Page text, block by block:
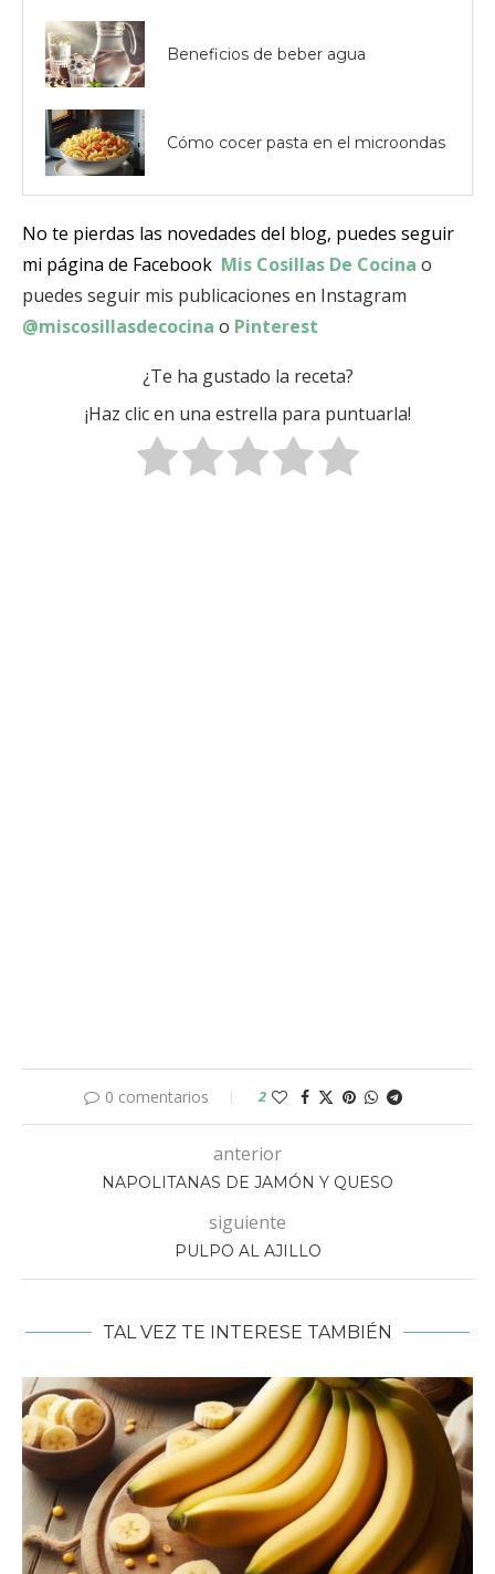
Beneficios de beber agua
Cómo cocer pasta en el microondas
No te pierdas las novedades del blog, puedes seguir
mi página de Facebook Mis Cosillas De Cocina o
puedes seguir mis publicaciones en Instagram
@miscosillasdecocina o Pinterest
¿Te ha gustado la receta?
¡Haz clic en una estrella para puntuarla!
0 comentarios 2
anterior
NAPOLITANAS DE JAMÓN Y QUESO
siguiente
PULPO AL AJILLO
TAL VEZ TE INTERESE TAMBIÉN